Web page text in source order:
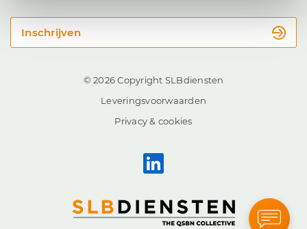
Inschrijven
© 2026 Copyright SLBdiensten
Leveringsvoorwaarden
Privacy & cookies